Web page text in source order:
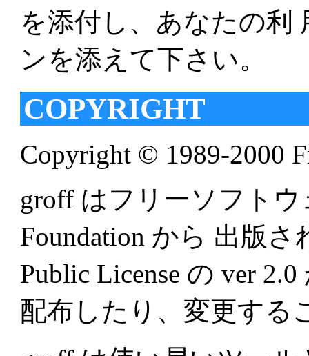
を添付し、あなたの利
ンを添えて下さい。
COPYRIGHT
Copyright © 1989-2000
groff はフリーソフトウ
Foundation から 出版さ
Public License の ver
配布したり、変更する